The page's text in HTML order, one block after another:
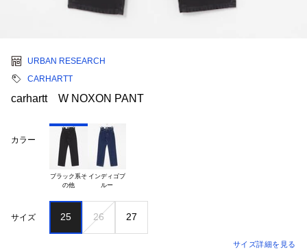
URBAN RESEARCH
CARHARTT
carhartt W NOXON PANT
カラー
ブラック系そ インディゴブ
サイズ 25 26 27
サイズ詳細を見る